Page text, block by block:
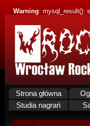
Warning: mysql_result():
Strona główna
Studia nagrań